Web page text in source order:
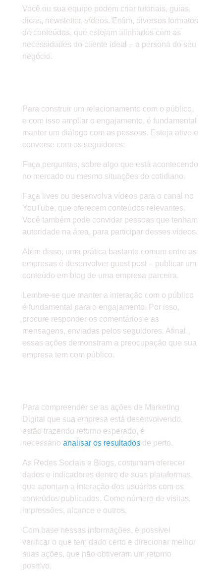
Você ou sua equipe podem criar tutoriais, guias,
dicas, newsletter, vídeos. Enfim, diversos formatos
de conteúdos, que estejam alinhados com as
necessidades do cliente ideal – a persona do seu
negócio.
Para construir um relacionamento com o público,
e com isso ampliar o engajamento, é fundamental
manter um diálogo com as pessoas. Esteja ativo e
converse com os seguidores:
Faça perguntas, sobre algo que está acontecendo
no mercado ou mesmo situações do cotidiano.
Faça lives ou desenvolva vídeos para o canal no
YouTube, que oferecem conteúdos relevantes.
Você também pode convidar pessoas que tenham
autoridade na área, para participar desses vídeos.
Além disso, uma prática bastante comum entre as
empresas é desenvolver guest post – publicar um
conteúdo em blog de uma empresa parceira.
Lembre-se que manter a interação com o público
é fundamental para o engajamento. Por isso,
procure responder os comentários e as
mensagens, enviadas pelos seguidores. Afinal,
essas ações demonstram a preocupação que sua
empresa tem com público.
Para compreender se as ações de Marketing
Digital que sua empresa está desenvolvendo,
estão trazendo retorno esperado, é
necessário analisar os resultadosde perto.
As Redes Sociais e Blogs, costumam oferecer
dados e indicadores dentro de suas plataformas,
que apontam a interação dos usuários com os
conteúdos publicados. Como número de visitas,
impressões, alcance e outros.
Com base nessas informações, é possível
verificar o que tem dado certo e direcionar melhor
suas ações, que não obtiveram um retorno
positivo.